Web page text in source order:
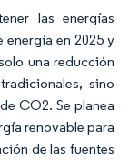
las energías
energía en 2025 y
una reducción
sino
CO2. Se planea
renovable para
de las fuentes